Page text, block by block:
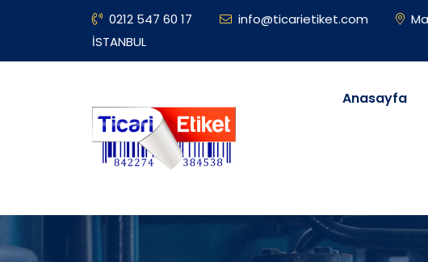
0212 547 60 17 info@ticarietiket.com
İSTANBUL
Anasayfa